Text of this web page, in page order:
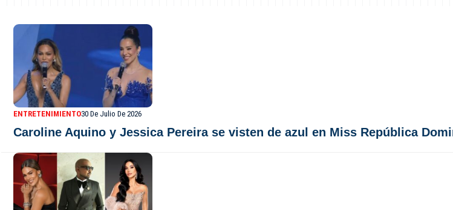
ENTRETENIMIENTO30 De Julio De 2026
Caroline Aquino y Jessica Pereira se visten de azul en Miss República